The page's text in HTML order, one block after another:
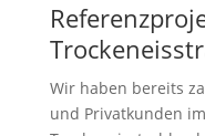
Wir haben bereits
und Privatkunden